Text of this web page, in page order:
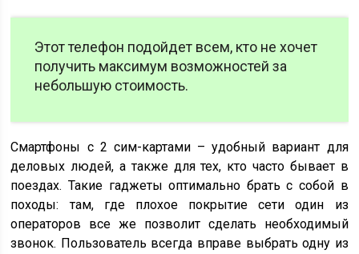
Этот телефон подойдет всем, кто не хочет
получить максимум возможностей за
небольшую стоимость.
Смартфоны с 2 сим-картами – удобный вариант для
деловых людей, а также для тех, кто часто бывает в
поездах. Такие гаджеты оптимально брать с собой в
походы: там, где плохое покрытие сети один из
операторов все же позволит сделать необходимый
звонок. Пользователь всегда вправе выбрать одну из